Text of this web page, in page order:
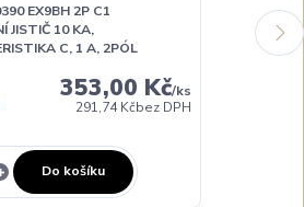
EX9BH 2P C1
JISTIČ 10 KA,
C, 1 A, 2PÓL
353,00 Kč/ks
291,74 Kčbez DPH
Do košíku
NOARK
INSTALAČNÍ